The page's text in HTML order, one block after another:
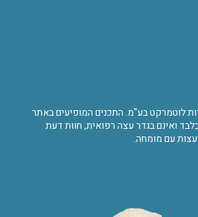
שמורות לוטמרקט בע"מ. התכנים המופיעים באתר
ואינם בגדר עצה רפואית, חוות דעת
עם מומחה.